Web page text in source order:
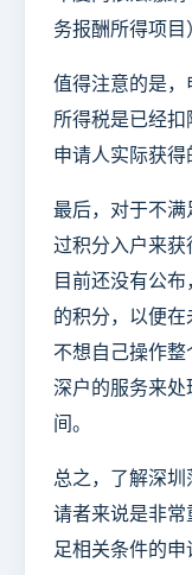
务报酬所得项目
值得注意的是，
所得税是已经
申请人实际获得
最后，对于不满
过积分入户来获
目前还没有公
的积分，以便
不想自己操作
深户的服务来处
间。
总之，了解深
请者来说是非
足相关条件的申